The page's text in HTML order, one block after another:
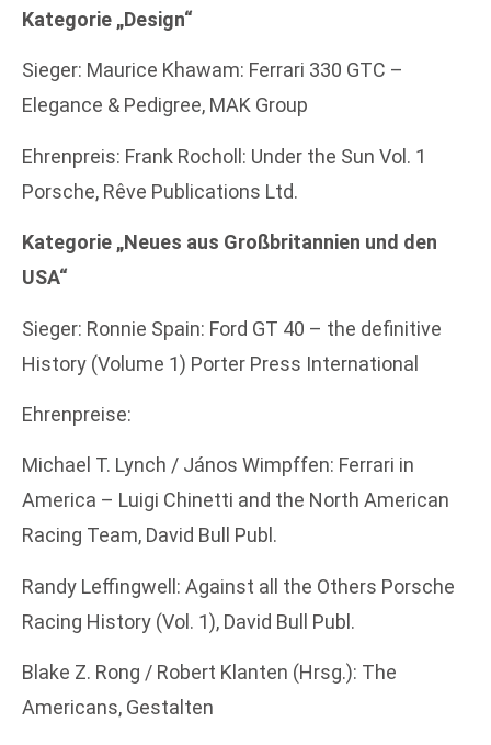
Kategorie „Design“
Sieger: Maurice Khawam: Ferrari 330 GTC –
Elegance & Pedigree, MAK Group
Ehrenpreis: Frank Rocholl: Under the Sun Vol. 1
Porsche, Rêve Publications Ltd.
Kategorie „Neues aus Großbritannien und den
USA“
Sieger: Ronnie Spain: Ford GT 40 – the definitive
History (Volume 1) Porter Press International
Ehrenpreise:
Michael T. Lynch / János Wimpffen: Ferrari in
America – Luigi Chinetti and the North American
Racing Team, David Bull Publ.
Randy Leffingwell: Against all the Others Porsche
Racing History (Vol. 1), David Bull Publ.
Blake Z. Rong / Robert Klanten (Hrsg.): The
Americans, Gestalten